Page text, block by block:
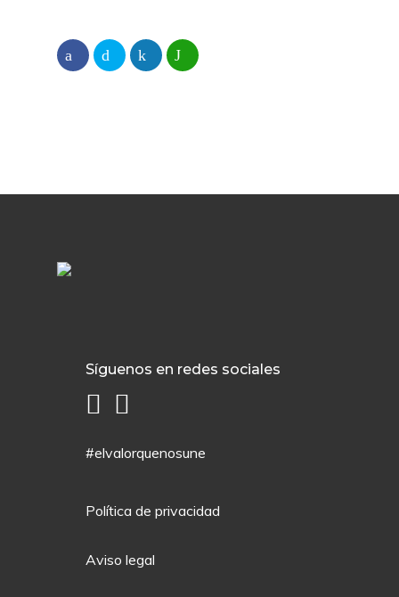
Síguenos en redes sociales
#elvalorquenosune
Política de privacidad
Aviso legal